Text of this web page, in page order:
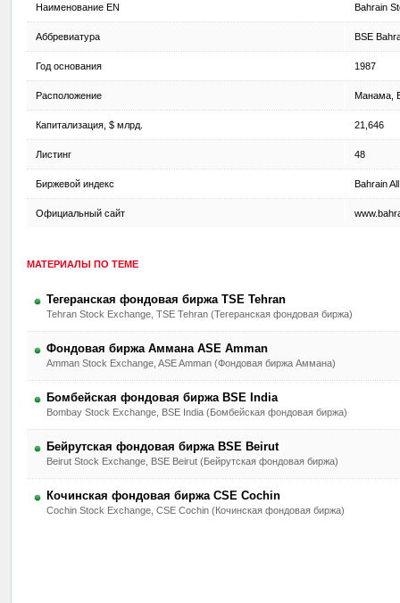
Наименование EN Bahrain
Аббревиатура BSE
Год основания 1987
Расположение Манама,
Капитализация, $ млрд. 21,646
Листинг 48
Биржевой индекс Bahrain
Официальный сайт
МАТЕРИАЛЫ ПО ТЕМЕ
Тегеранская фондовая биржа TSE Tehran
Tehran Stock Exchange, TSE Tehran (Тегеранская фондовая биржа)
Фондовая биржа Аммана ASE Amman
Amman Stock Exchange, ASE Amman (Фондовая биржа Аммана)
Бомбейская фондовая биржа BSE India
Bombay Stock Exchange, BSE India (Бомбейская фондовая биржа)
Бейрутская фондовая биржа BSE Beirut
Beirut Stock Exchange, BSE Beirut (Бейрутская фондовая биржа)
Кочинская фондовая биржа CSE Cochin
Cochin Stock Exchange, CSE Cochin (Кочинская фондовая биржа)